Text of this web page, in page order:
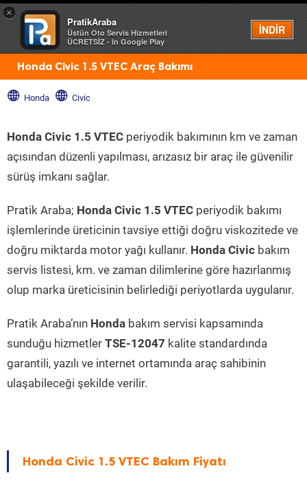
×
PratikAraba
Üstün Oto Servis Hizmetleri
ÜCRETSİZ - In Google Play
İNDİR
Menü
Honda Civic 1.5 VTEC Araç Bakımı
Honda Civic
Honda Civic 1.5 VTEC periyodik bakımının km ve zaman
açısından düzenli yapılması, arızasız bir araç ile güvenilir
sürüş imkanı sağlar.
Pratik Araba; Honda Civic 1.5 VTEC periyodik bakımı
işlemlerinde üreticinin tavsiye ettiği doğru viskozitede ve
doğru miktarda motor yağı kullanır. Honda Civic bakım
servis listesi, km. ve zaman dilimlerine göre hazırlanmış
olup marka üreticisinin belirlediği periyotlarda uygulanır.
Pratik Araba’nın Honda bakım servisi kapsamında
sunduğu hizmetler TSE-12047 kalite standardında
garantili, yazılı ve internet ortamında araç sahibinin
ulaşabileceği şekilde verilir.
Honda Civic 1.5 VTEC Bakım Fiyatı